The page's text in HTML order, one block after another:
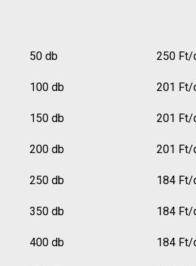
50 db 250 Ft/
100 db 201 Ft/
150 db 201 Ft/
200 db 201 Ft/
250 db 184 Ft/
350 db 184 Ft/
400 db 184 Ft/